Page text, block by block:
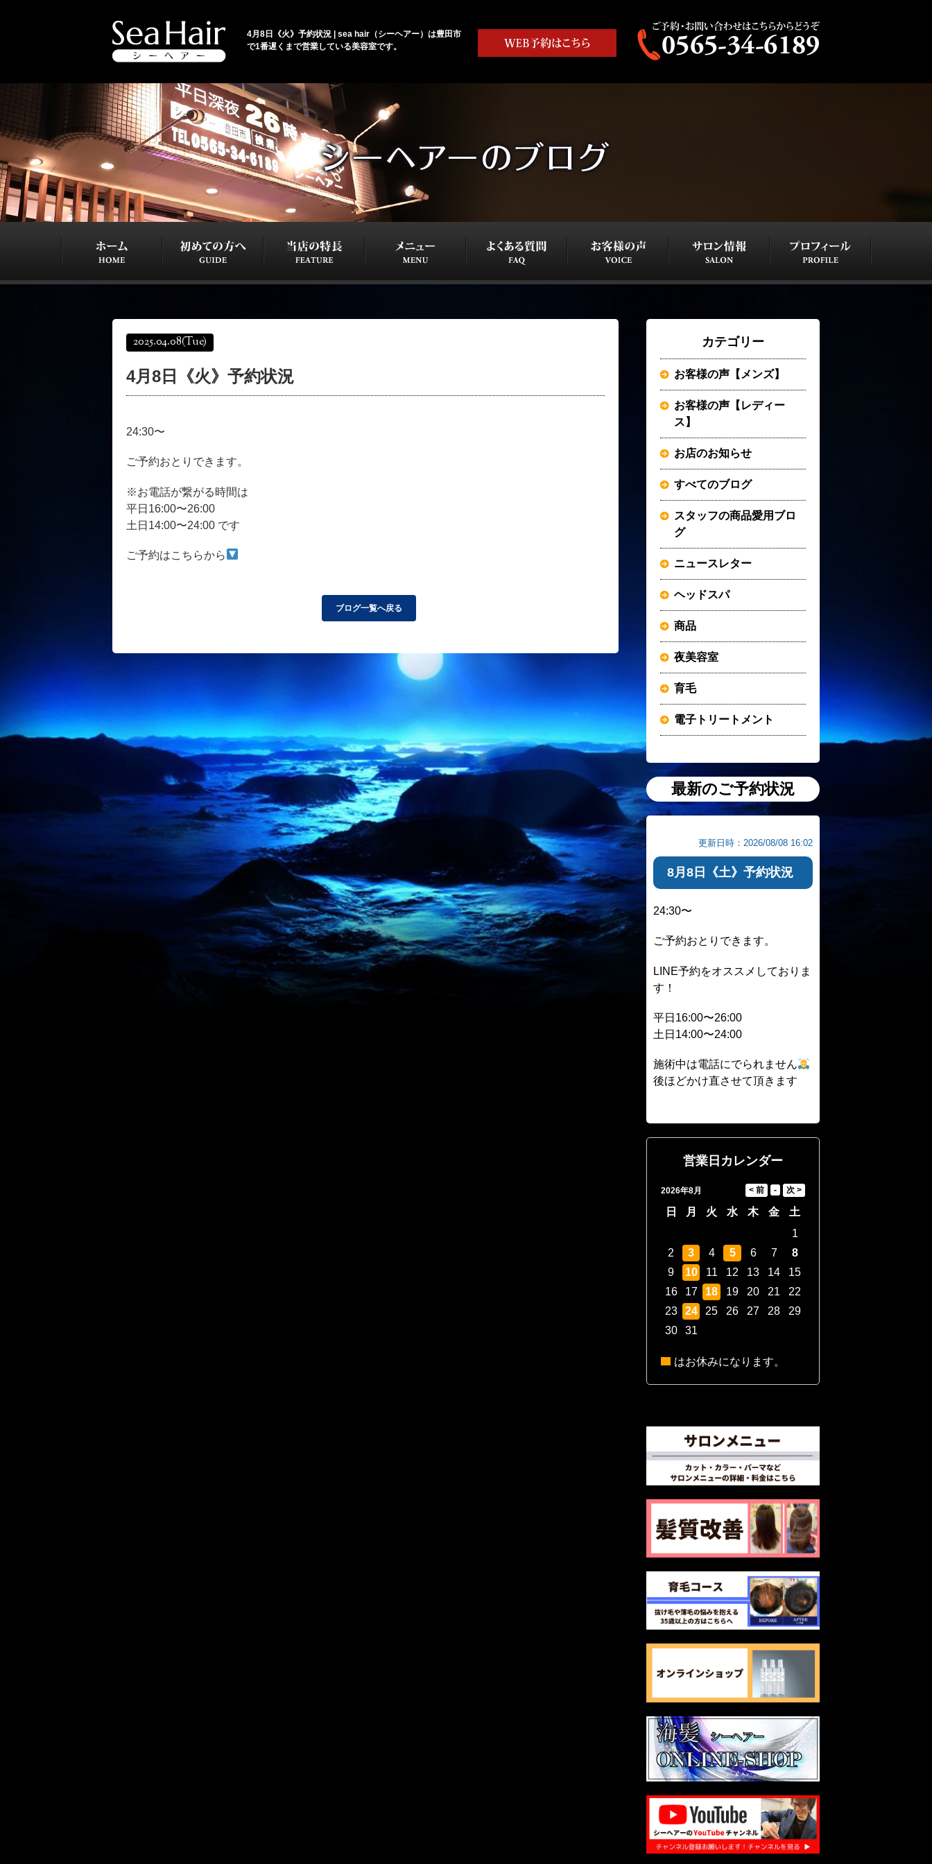
4月8日《火》予約状況 | sea hair（シーヘアー）は豊田市
で1番遅くまで営業している美容室です。
2025.04.08(Tue)
4月8日《火》予約状況
24:30〜
ご予約おとりできます。
※お電話が繋がる時間は
平日16:00〜26:00
土日14:00〜24:00 です
ご予約はこちらから
ブログ一覧へ戻る
カテゴリー
お客様の声【メンズ】
お客様の声【レディー
ス】
お店のお知らせ
すべてのブログ
スタッフの商品愛用ブロ
グ
ニュースレター
ヘッドスパ
商品
夜美容室
育毛
電子トリートメント
最新のご予約状況
更新日時：2026/08/08 16:02
8月8日《土》予約状況
24:30〜
ご予約おとりできます。
LINE予約をオススメしておりま
す！
平日16:00〜26:00
土日14:00〜24:00
施術中は電話にでられません
後ほどかけ直させて頂きます
営業日カレンダー
2026年8月
日 月 火 水 木 金
土
1
2
3 4 5 6 7
8
9
10 11 12 13 14
15
16
17 18 19 20 21
22
23
24 25 26 27 28
29
30
31
はお休みになります。